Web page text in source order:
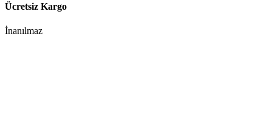
Ücretsiz Kargo
İnanılmaz